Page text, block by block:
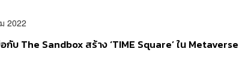
2022
กับ The Sandbox สร้าง ‘TIME Square’ ใน Metaverse